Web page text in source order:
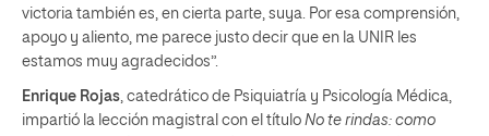
victoria también es, en cierta parte, suya. Por esa comprensión,
apoyo y aliento, me parece justo decir que en la UNIR les
estamos muy agradecidos”.
Enrique Rojas, catedrático de Psiquiatría y Psicología Médica,
impartió la lección magistral con el título No te rindas: como